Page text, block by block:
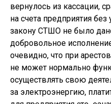
вернулось из кассации,
на счета предприятия
закону СТШО не было
добровольное
очевидно, что при
не может нормально
осуществлять свою
за электроэнергию,